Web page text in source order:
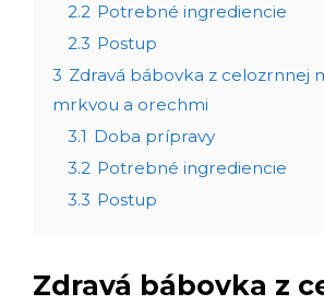
2.2 Potrebné ingrediencie
2.3 Postup
3 Zdravá bábovka z celozrnnej
mrkvou a orechmi
3.1 Doba prípravy
3.2 Potrebné ingrediencie
3.3 Postup
Zdravá bábovka z